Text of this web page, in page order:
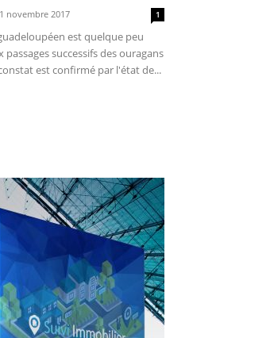
novembre 2017 1
est quelque peu
successifs des ouragans
est confirmé par l'état de...